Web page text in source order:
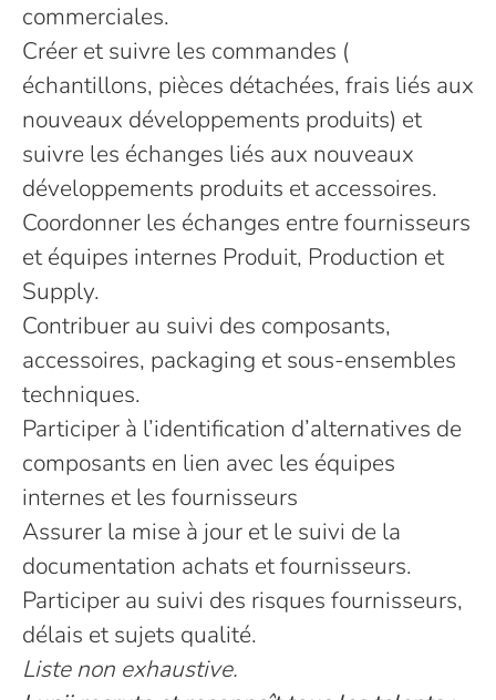
commerciales.
Créer et suivre les commandes (
échantillons, pièces détachées, frais liés aux
nouveaux développements produits) et
suivre les échanges liés aux nouveaux
développements produits et accessoires.
Coordonner les échanges entre fournisseurs
et équipes internes Produit, Production et
Supply.
Contribuer au suivi des composants,
accessoires, packaging et sous-ensembles
techniques.
Participer à l’identification d’alternatives de
composants en lien avec les équipes
internes et les fournisseurs
Assurer la mise à jour et le suivi de la
documentation achats et fournisseurs.
Participer au suivi des risques fournisseurs,
délais et sujets qualité.
Liste non exhaustive.